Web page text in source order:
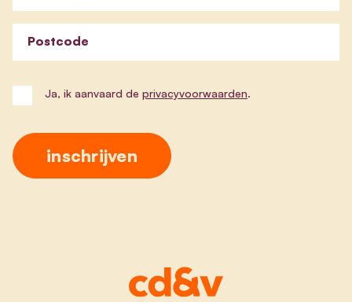
Postcode
Ja, ik aanvaard de privacyvoorwaarden.